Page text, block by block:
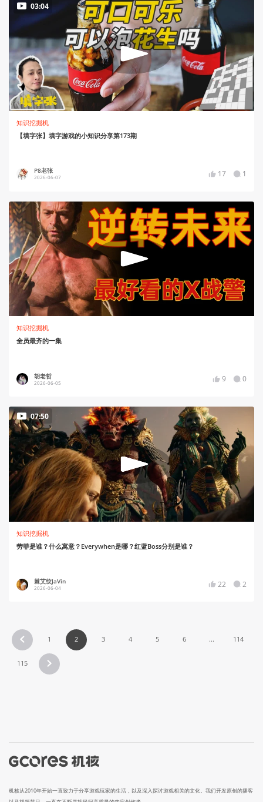
03:04
知识挖掘机
【填字张】填字游戏的小知识分享第173期
P8老张
2026-06-07 17 1
知识挖掘机
全员最齐的一集
胡老哲
2026-06-05 9 0
07:50
知识挖掘机
劳菲是谁？什么寓意？Everywhen是哪？红蓝Boss分别是谁？
棘艾纹JaVin
2026-06-04 22 2
1 2 3 4 5 6 ... 114
115
机核从2010年开始一直致力于分享游戏玩家的生活，以及深入探讨游戏相关的文化。我们开发原创的播客